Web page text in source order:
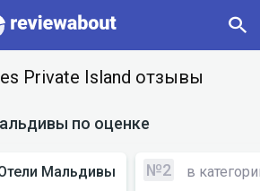
Private Island отзывы
по оценке
Мальдивы №2 в